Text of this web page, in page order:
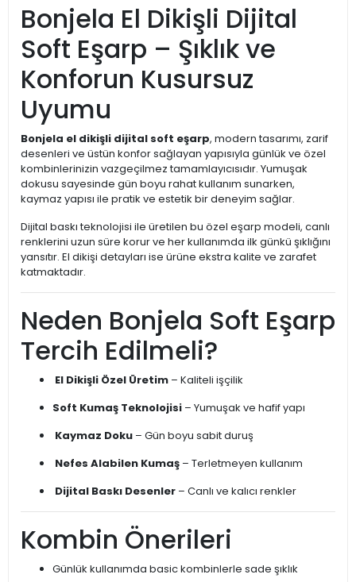
Bonjela El Dikişli Dijital
Soft Eşarp – Şıklık ve
Konforun Kusursuz
Uyumu
Bonjela el dikişli dijital soft eşarp, modern tasarımı, zarif
desenleri ve üstün konfor sağlayan yapısıyla günlük ve özel
kombinlerinizin vazgeçilmez tamamlayıcısıdır. Yumuşak
dokusu sayesinde gün boyu rahat kullanım sunarken,
kaymaz yapısı ile pratik ve estetik bir deneyim sağlar.
Dijital baskı teknolojisi ile üretilen bu özel eşarp modeli, canlı
renklerini uzun süre korur ve her kullanımda ilk günkü şıklığını
yansıtır. El dikişi detayları ise ürüne ekstra kalite ve zarafet
katmaktadır.
Neden Bonjela Soft Eşarp
Tercih Edilmeli?
El Dikişli Özel Üretim – Kaliteli işçilik
Soft Kumaş Teknolojisi – Yumuşak ve hafif yapı
Kaymaz Doku – Gün boyu sabit duruş
Nefes Alabilen Kumaş – Terletmeyen kullanım
Dijital Baskı Desenler – Canlı ve kalıcı renkler
Kombin Önerileri
Günlük kullanımda basic kombinlerle sade şıklık